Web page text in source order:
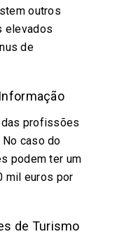
outros
elevados
de
profissões
caso do
podem ter um
mil euros por
de Turismo